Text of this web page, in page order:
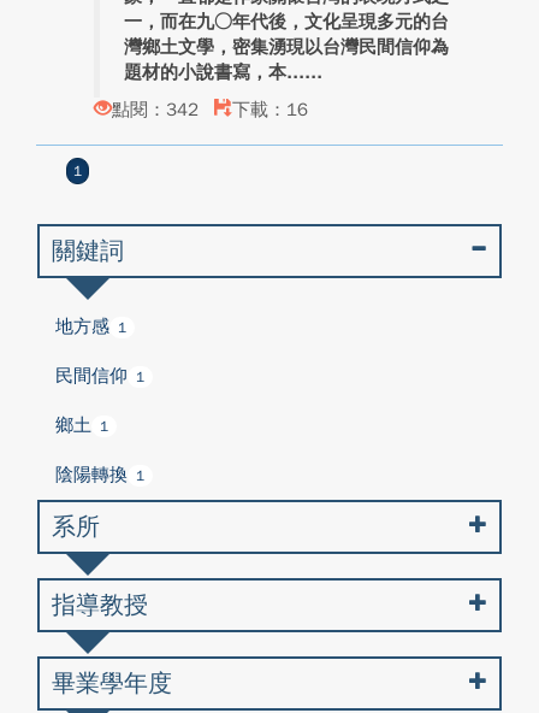
一，而在九○年代後，文化呈現多元的台
灣鄉土文學，密集湧現以台灣民間信仰為
題材的小說書寫，本...
點閱：342
下載：16
1
關鍵詞
地方感 1
民間信仰 1
鄉土 1
陰陽轉換 1
系所
指導教授
畢業學年度